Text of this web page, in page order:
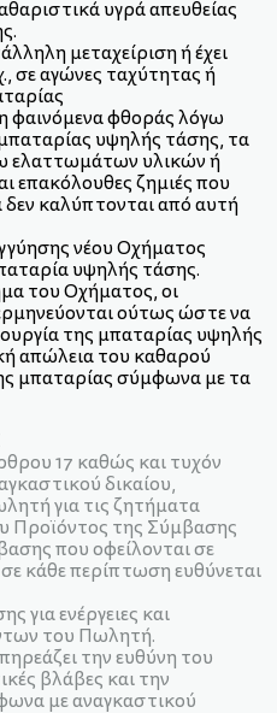
υγρά απευθείας
μεταχείριση ή έχει
σε αγώνες ταχύτητας ή
φαινόμενα φθοράς λόγω
υψηλής τάσης, τα
ελαττωμάτων υλικών ή
επακόλουθες ζημιές που
καλύπτονται από αυτή
νέου Οχήματος
υψηλής τάσης.
του Οχήματος, οι
ούτως ώστε να
της μπαταρίας υψηλής
απώλεια του καθαρού
μπαταρίας σύμφωνα με τα
17 καθώς και τυχόν
δικαίου,
για τις ζητήματα
Προϊόντος της Σύμβασης
που οφείλονται σε
κάθε περίπτωση ευθύνεται
για ενέργειες και
του Πωλητή.
την ευθύνη του
βλάβες και την
με αναγκαστικού